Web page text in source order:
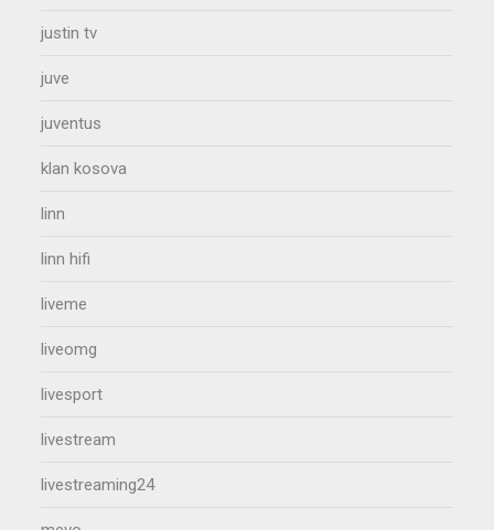
justin tv
juve
juventus
klan kosova
linn
linn hifi
liveme
liveomg
livesport
livestream
livestreaming24